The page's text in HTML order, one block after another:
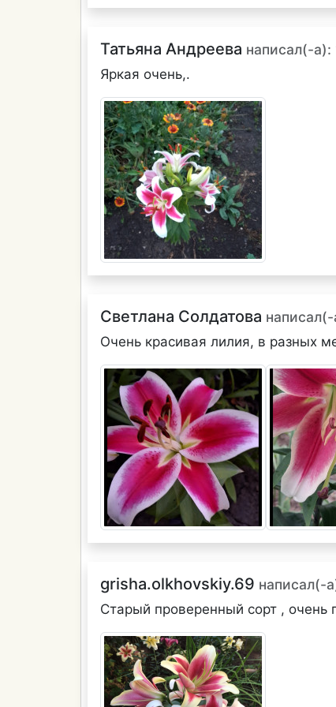
Татьяна Андреева написал(-а):
Яркая очень,.
Светлана Солдатова
Очень красивая лилия, в разных
grisha.olkhovskiy.69 написал(-
Старый проверенный сорт , очень